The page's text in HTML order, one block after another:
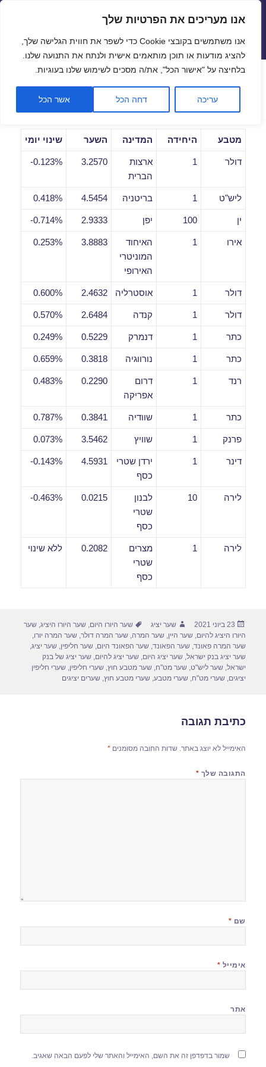
פתח
אנו מעריכים את הפרטיות שלך
אנו משתמשים בקובצי Cookie כדי לשפר את חווית הגלישה שלך,
להציג מודעות או תוכן מותאמים אישית ולנתח את התנועה שלנו.
בלחיצה על "אישור הכל", את/ה מסכים לשימוש שלנו בעוגיות.
עריכה דחה הכל אשר הכל
שערי חליפין יציגים – שער יציג
תפריטים
ווידג'טים
שערי חליפין יומיים לתאריך
23/06/2021
מטבע היחידה המדינה השער שינוי יומי
דולר 1
ארצות
הברית
3.2570
0.123%-
ליש"ט 1 בריטניה 4.5454
0.418%
ין 100 יפן 2.9333
0.714%-
אירו 1
האיחוד
המוניטרי
האירופי
3.8883
0.253%
דולר 1 אוסטרליה 2.4632
0.600%
דולר 1 קנדה 2.6484
0.570%
כתר 1 דנמרק 0.5229
0.249%
כתר 1 נורווגיה 0.3818
0.659%
רנד 1
דרום
אפריקה
0.2290
0.483%
כתר 1 שוודיה 0.3841
0.787%
פרנק 1 שוויץ 3.5462
0.073%
דינר 1
ירדן שטרי
כסף
4.5931
0.143%-
לירה 10
לבנון
שטרי
כסף
0.0215
0.463%-
לירה 1
מצרים
שטרי
כסף
0.2082 ללא שינוי
פורסם
בתאריך
23 ביוני 2021 מחבר
שער יציג תגיות
שער היורו היום,שער היורו היציג,שער
היורו היציג להיום,שער היין,שער המרה,שער המרה דולר,שער המרה יורו,
שער המרה פאונד,שער הפאונד,שער הפאונד היום,שער חליפין,שער יציג,
שער יציג בנק ישראל,שער יציג היום,שער יציג להיום,שער יציג של בנק
ישראל,שער ליש"ט,שער מט"ח,שער מטבע חוץ,שערי חליפין,שערי חליפין
יציגים,שערי מט"ח,שערי מטבע,שערי מטבע חוץ,שערים יציגים
כתיבת תגובה
האימייל לא יוצג באתר. שדות החובה מסומנים*
התגובה שלך *
שם *
אימייל *
אתר
שמור בדפדפן זה את השם, האימייל והאתר שלי לפעם הבאה שאגיב.